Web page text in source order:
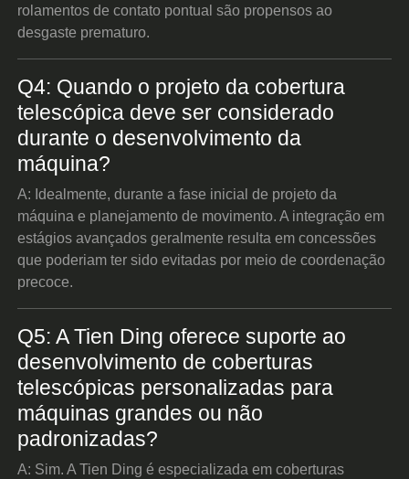
rolamentos de contato pontual são propensos ao
desgaste prematuro.
Q4: Quando o projeto da cobertura
telescópica deve ser considerado
durante o desenvolvimento da
máquina?
A: Idealmente, durante a fase inicial de projeto da
máquina e planejamento de movimento. A integração em
estágios avançados geralmente resulta em concessões
que poderiam ter sido evitadas por meio de coordenação
precoce.
Q5: A Tien Ding oferece suporte ao
desenvolvimento de coberturas
telescópicas personalizadas para
máquinas grandes ou não
padronizadas?
A: Sim. A Tien Ding é especializada em coberturas